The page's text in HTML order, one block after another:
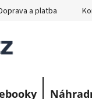
a platba